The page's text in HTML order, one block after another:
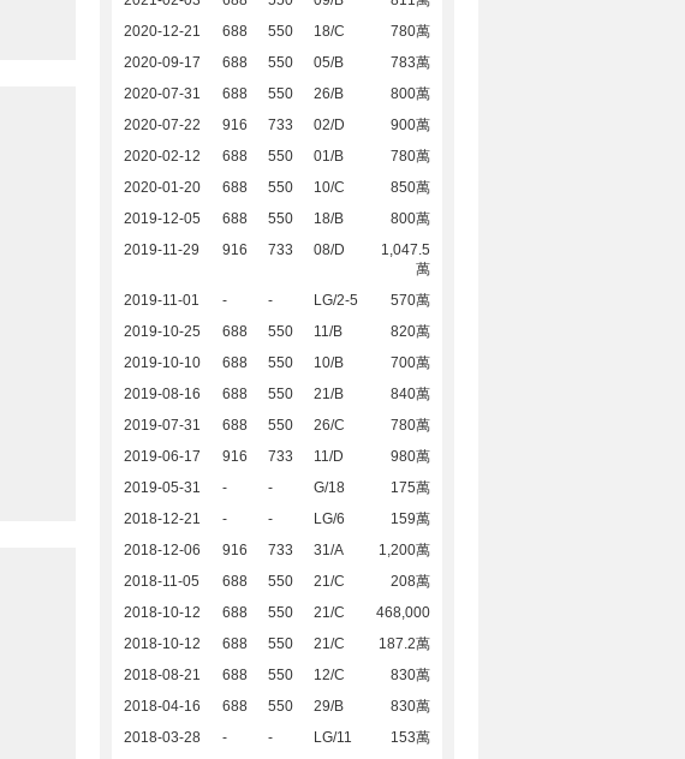
2020-12-21
688 550 18/C
780萬
2020-09-17
688 550 05/B
783萬
2020-07-31
688 550 26/B
800萬
2020-07-22
916 733 02/D
900萬
2020-02-12
688 550 01/B
780萬
2020-01-20
688 550 10/C
850萬
2019-12-05
688 550 18/B
800萬
2019-11-29
916 733 08/D
1,047.5
萬
2019-11-01
- - LG/2-5
570萬
2019-10-25
688 550 11/B
820萬
2019-10-10
688 550 10/B
700萬
2019-08-16
688 550 21/B
840萬
2019-07-31
688 550 26/C
780萬
2019-06-17
916 733 11/D
980萬
2019-05-31
- - G/18
175萬
2018-12-21
- - LG/6
159萬
2018-12-06
916 733 31/A
1,200萬
2018-11-05
688 550 21/C
208萬
2018-10-12
688 550 21/C
468,000
2018-10-12
688 550 21/C
187.2萬
2018-08-21
688 550 12/C
830萬
2018-04-16
688 550 29/B
830萬
2018-03-28
- - LG/11
153萬